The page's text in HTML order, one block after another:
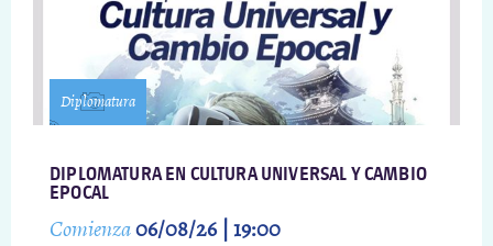
Diplomatura
DIPLOMATURA EN CULTURA UNIVERSAL Y CAMBIO
EPOCAL
Comienza06/08/26 | 19:00